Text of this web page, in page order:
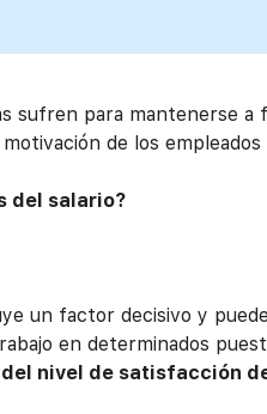
sufren para mantenerse
de los
del salario?
un factor decisivo y
en determinados
nivel de satisfacción